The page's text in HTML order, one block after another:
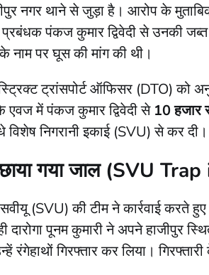
नगर थाने से जुड़ा है। आरोप के
प्रबंधक पंकज कुमार द्विवेदी से उनकी
नाम पर घूस की मांग की थी।
ट्रांसपोर्ट ऑफिसर (DTO)
में पंकज कुमार द्विवेदी से 10 हजार
निगरानी इकाई (SVU) से कर दी।
गया जाल (SVU
(SVU) की टीम ने कार्रवाई करते हुए
दारोगा पूनम कुमारी ने अपने हाजीपुर
रंगेहाथों गिरफ्तार कर लिया।